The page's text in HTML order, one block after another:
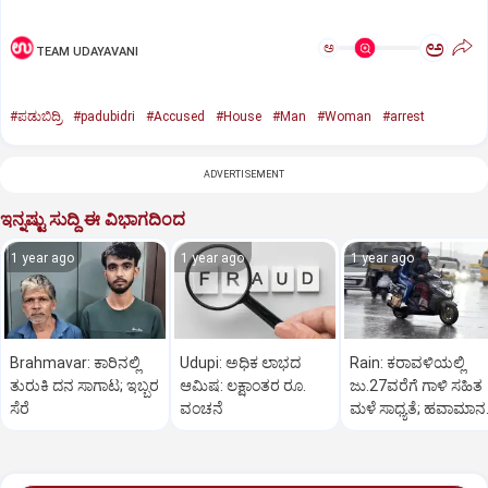
TEAM UDAYAVANI ಅ ಅ
#ಪಡುಬಿದ್ರಿ #padubidri #Accused #House #Man #Woman #arrest
ADVERTISEMENT
ಇನ್ನಷ್ಟು ಸುದ್ದಿ ಈ ವಿಭಾಗದಿಂದ
1 year ago
Brahmavar: ಕಾರಿನಲ್ಲಿ
ತುರುಕಿ ದನ ಸಾಗಾಟ; ಇಬ್ಬರ
ಸೆರೆ
1 year ago
Udupi: ಅಧಿಕ ಲಾಭದ
ಆಮಿಷ: ಲಕ್ಷಾಂತರ ರೂ.
ವಂಚನೆ
1 year ago
Rain: ಕರಾವಳಿಯಲ್ಲಿ
ಜು.27ವರೆಗೆ ಗಾಳಿ ಸಹಿತ
ಮಳೆ ಸಾಧ್ಯತೆ; ಹವಾಮಾನ